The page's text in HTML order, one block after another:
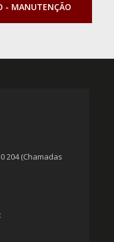
- MANUTENÇÃO
204 (Chamadas